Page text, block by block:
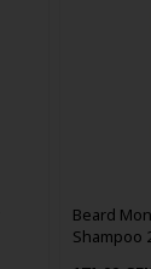
Beard
Shampoo